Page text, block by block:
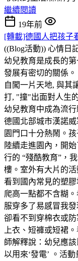
繼續閱讀
19年前
[轉載]德國人把孩子
((Blog活動)) 心情日
幼兒教育是成長的
發展有密切的關係
自闖一片天地, 與其
打, "撞"出面對人生
幼兒教育中成為流
德國北部城市漢諾
園門口十分熱鬧。
陸續走進園內，開
行的 “殘酷教育”，
樓。室外有大片的
看到國內常見的塑
爬高一點都不含糊
服穿多了易感冒我
卻看不到穿棉衣或
上衣、短褲或短裙
師解釋說：幼兒應
以用來‘發電’ 。活